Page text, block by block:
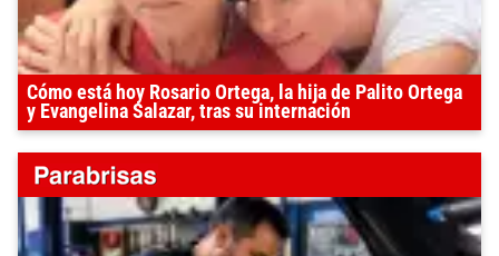
Cómo está hoy Rosario Ortega, la hija de Palito Ortega
y Evangelina Salazar, tras su internación